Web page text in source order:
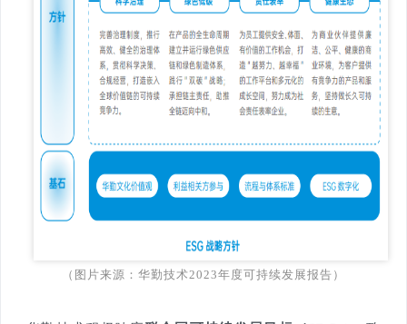
（图片来源：华勤技术2023年度可持续发展报告）